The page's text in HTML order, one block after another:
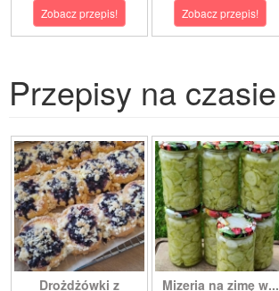
Zobacz przepis! Zobacz przepis!
Przepisy na czasie
Drożdżówki z
Mizeria na zimę w...